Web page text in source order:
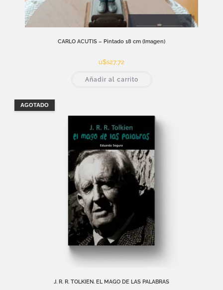
CARLO ACUTIS – Pintado 18 cm (Imagen)
u$s27,72
Añadir al carrito
AGOTADO
J. R. R. TOLKIEN. EL MAGO DE LAS PALABRAS